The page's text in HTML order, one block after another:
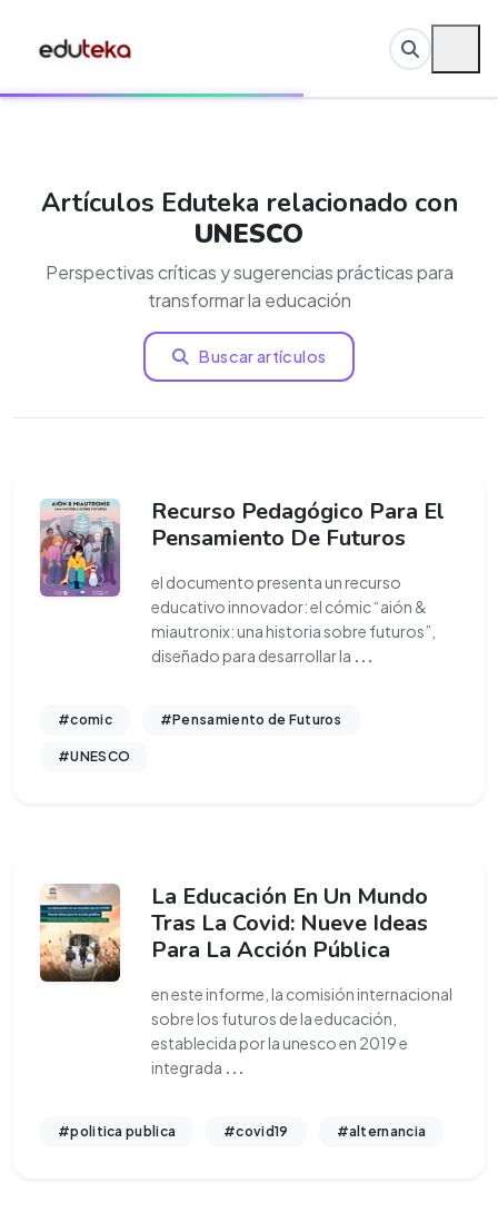
Artículos Eduteka relacionado con
UNESCO
Perspectivas críticas y sugerencias prácticas para
transformar la educación
Buscar artículos
Recurso Pedagógico Para El
Pensamiento De Futuros
el documento presenta un recurso
educativo innovador: el cómic “aión &
miautronix: una historia sobre futuros”,
diseñado para desarrollar la ...
#comic #Pensamiento de Futuros
#UNESCO
La Educación En Un Mundo
Tras La Covid: Nueve Ideas
Para La Acción Pública
en este informe, la comisión internacional
sobre los futuros de la educación,
establecida por la unesco en 2019 e
integrada ...
#politica publica #covid19 #alternancia